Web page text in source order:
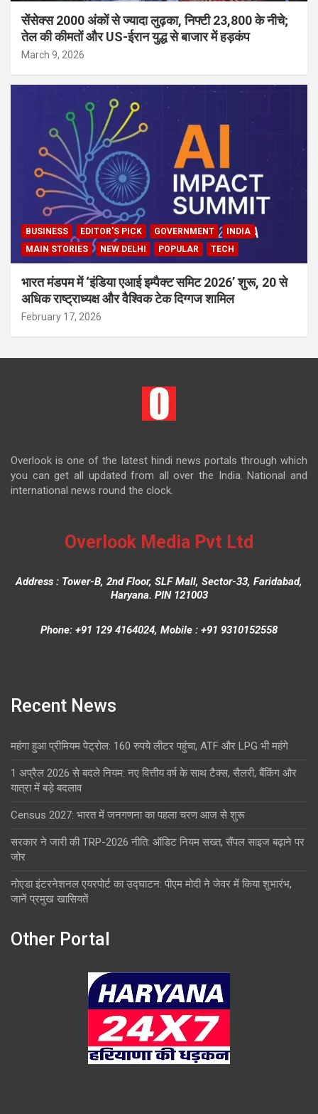
सेंसेक्स 2000 अंकों से ज्यादा लुढ़का, निफ्टी 23,800 के नीचे;
तेल की कीमतों और US-ईरान युद्ध से बाजार में हड़कंप
March 9, 2026
BUSINESS EDITOR'S PICK GOVERNMENT
INDIA
MAIN STORIES
NEW DELHI POPULAR TECH
भारत मंडपम में ‘इंडिया एआई इम्पैक्ट समिट 2026’ शुरू, 20 से
अधिक राष्ट्राध्यक्ष और वैश्विक टेक दिग्गज शामिल
February 17, 2026
Overlook is one of the latest hindi news portals through which
you can get all updated from all over the India. National and
international news round the clock.
Overlook Media Pvt Ltd
Address : Tower-B, 2nd Floor, SLF Mall, Sector-33, Faridabad,
Haryana. PIN 121003
Phone: +91 129 4164024, Mobile : +91 9310152558
Recent News
महंगा हुआ प्रीमियम पेट्रोल: 160 रुपये लीटर पहुंचा, ATF और LPG भी महंगे
1 अप्रैल 2026 से बदले नियम: नए वित्तीय वर्ष के साथ टैक्स, सैलरी, बैंकिंग और
यात्रा में बड़े बदलाव
Census 2027: भारत में जनगणना का पहला चरण आज से शुरू
सरकार ने जारी की TRP-2026 नीति: ऑडिट नियम सख्त, सैंपल साइज बढ़ाने पर
जोर
नोएडा इंटरनेशनल एयरपोर्ट का उद्घाटन: पीएम मोदी ने जेवर में किया शुभारंभ,
जानें प्रमुख खासियतें
Other Portal